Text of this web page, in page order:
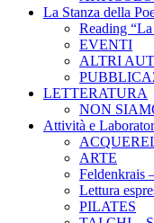
La Stanza della
Reading “La
EVENTI
ALTRI
LETTERATURA
NON
Attività e
ARTE
Feldenkrais
Lettura
PILATES